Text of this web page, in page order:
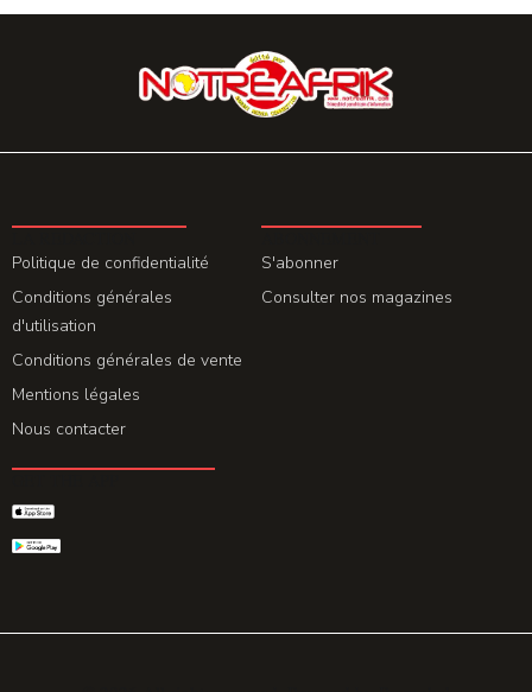
Politique de confidentialité
Conditions générales
d'utilisation
Conditions générales de vente
Mentions légales
Nous contacter
S'abonner
Consulter nos magazines